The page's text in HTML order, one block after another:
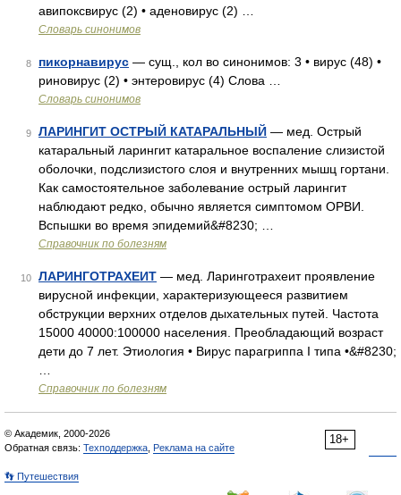
авипоксвирус (2) • аденовирус (2) …
Словарь синонимов
8 пикорнавирус — сущ., кол во синонимов: 3 • вирус (48) •
риновирус (2) • энтеровирус (4) Слова …
Словарь синонимов
9 ЛАРИНГИТ ОСТРЫЙ КАТАРАЛЬНЫЙ — мед. Острый
катаральный ларингит катаральное воспаление слизистой
оболочки, подслизистого слоя и внутренних мышц гортани.
Как самостоятельное заболевание острый ларингит
наблюдают редко, обычно является симптомом ОРВИ.
Вспышки во время эпидемий&#8230; …
Справочник по болезням
10 ЛАРИНГОТРАХЕИТ — мед. Ларинготрахеит проявление
вирусной инфекции, характеризующееся развитием
обструкции верхних отделов дыхательных путей. Частота
15000 40000:100000 населения. Преобладающий возраст
дети до 7 лет. Этиология • Вирус парагриппа I типа •&#8230;
Справочник по болезням
18+
© Академик, 2000-2026
Обратная связь: Техподдержка Реклама на сайте
👣 Путешествия